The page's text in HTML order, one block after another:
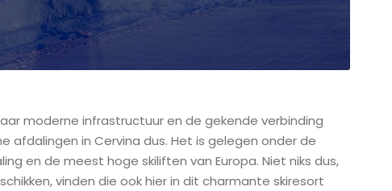
moderne infrastructuur en de gekende verbinding
in Cervina dus. Het is gelegen onder de
en de meest hoge skiliften van Europa. Niet niks dus,
vinden die ook hier in dit charmante skiresort